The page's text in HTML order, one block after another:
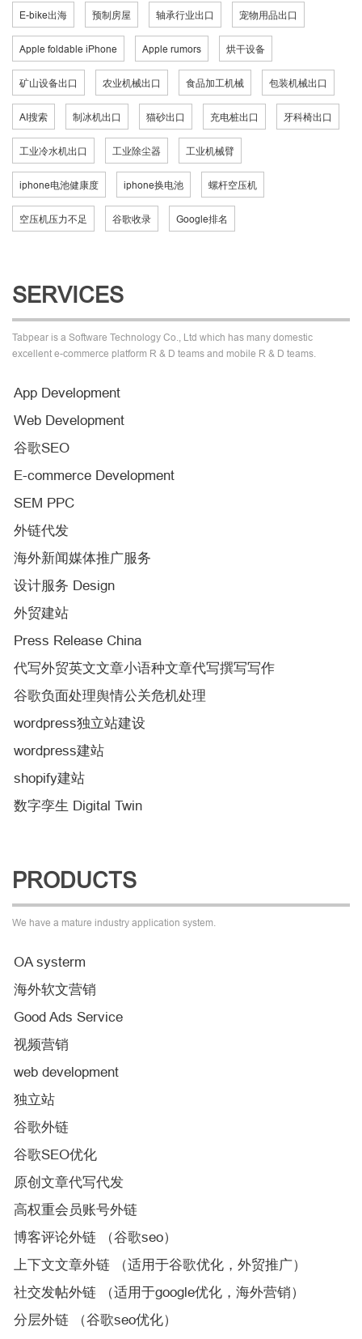
E-bike出海 预制房屋 轴承行业出口 宠物用品出口
Apple foldable iPhone Apple rumors 烘干设备
矿山设备出口 农业机械出口 食品加工机械 包装机械出口
AI搜索 制冰机出口 猫砂出口 充电桩出口 牙科椅出口
工业冷水机出口 工业除尘器 工业机械臂
iphone电池健康度 iphone换电池 螺杆空压机
空压机压力不足 谷歌收录 Google排名
SERVICES
Tabpear is a Software Technology Co., Ltd which has many domestic
excellent e-commerce platform R & D teams and mobile R & D teams.
App Development
Web Development
谷歌SEO
E-commerce Development
SEM PPC
外链代发
海外新闻媒体推广服务
设计服务 Design
外贸建站
Press Release China
代写外贸英文文章小语种文章代写撰写写作
谷歌负面处理舆情公关危机处理
wordpress独立站建设
wordpress建站
shopify建站
数字孪生 Digital Twin
PRODUCTS
We have a mature industry application system.
OA systerm
海外软文营销
Good Ads Service
视频营销
web development
独立站
谷歌外链
谷歌SEO优化
原创文章代写代发
高权重会员账号外链
博客评论外链 （谷歌seo）
上下文文章外链 （适用于谷歌优化，外贸推广）
社交发帖外链 （适用于google优化，海外营销）
分层外链 （谷歌seo优化）